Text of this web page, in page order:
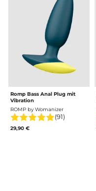
Romp Bass Anal Plug mit
Vibration
ROMP by Womanizer
(91)
29,90 €